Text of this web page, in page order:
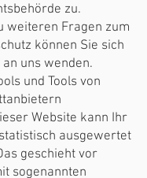
zu.
weiteren Fragen zum
können Sie sich
uns wenden.
und Tools von
Website kann Ihr
ausgewertet
geschieht vor
sogenannten